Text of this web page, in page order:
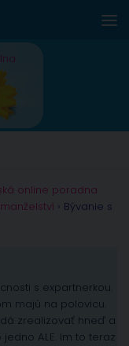
online poradna
› Bývanie s
s expartnerkou.
majú na polovicu.
zrealizovať hneď a
ALE. Im to teraz